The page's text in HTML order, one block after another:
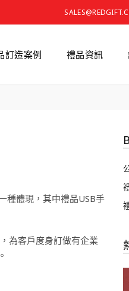
訂造案例 禮品資訊
種體現，其中禮品USB手
為客戶度身訂做有企業